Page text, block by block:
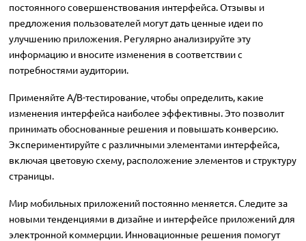
постоянного совершенствования интерфейса. Отзывы и
предложения пользователей могут дать ценные идеи по
улучшению приложения. Регулярно анализируйте эту
информацию и вносите изменения в соответствии с
потребностями аудитории.
Применяйте A/B-тестирование, чтобы определить, какие
изменения интерфейса наиболее эффективны. Это позволит
принимать обоснованные решения и повышать конверсию.
Экспериментируйте с различными элементами интерфейса,
включая цветовую схему, расположение элементов и структуру
страницы.
Мир мобильных приложений постоянно меняется. Следите за
новыми тенденциями в дизайне и интерфейсе приложений для
электронной коммерции. Инновационные решения помогут